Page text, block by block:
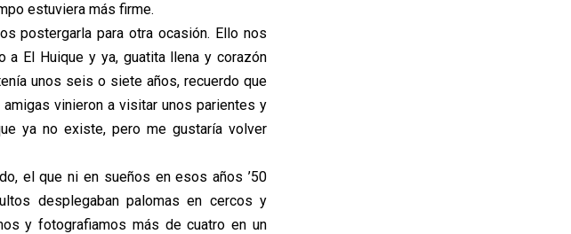
estuviera más firme.
postergarla para otra ocasión. Ello nos
a El Huique y ya, guatita llena y corazón
unos seis o siete años, recuerdo que
vinieron a visitar unos parientes y
ya no existe, pero me gustaría volver
el que ni en sueños en esos años ’50
desplegaban palomas en cercos y
y fotografiamos más de cuatro en un